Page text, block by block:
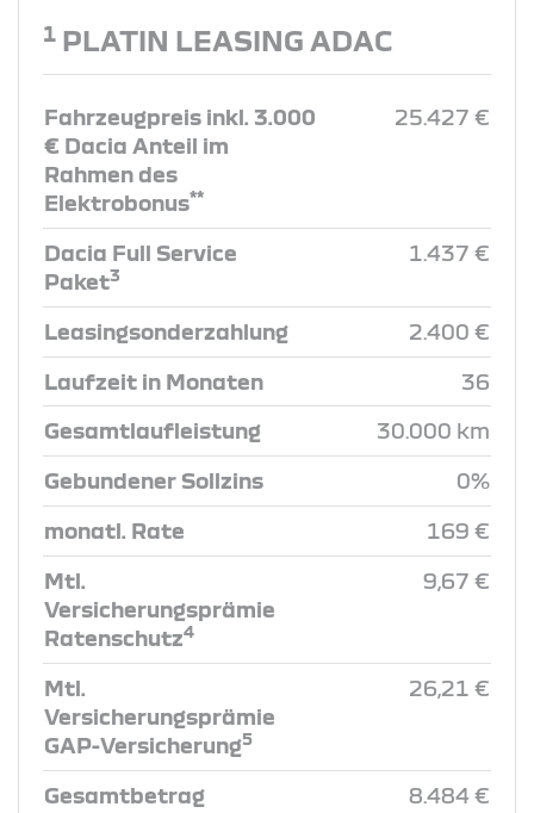
1 PLATIN LEASING ADAC
Fahrzeugpreis inkl. 3.000
€ Dacia Anteil im
Rahmen des
Elektrobonus**
25.427 €
Dacia Full Service
Paket3
1.437 €
Leasingsonderzahlung 2.400 €
Laufzeit in Monaten 36
Gesamtlaufleistung 30.000 km
Gebundener Sollzins 0%
monatl. Rate 169 €
Mtl.
Versicherungsprämie
Ratenschutz4
9,67 €
Mtl.
Versicherungsprämie
GAP-Versicherung5
26,21 €
Gesamtbetrag 8.484 €